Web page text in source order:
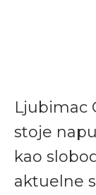
Ljubimac
stoje
kao
aktuelne